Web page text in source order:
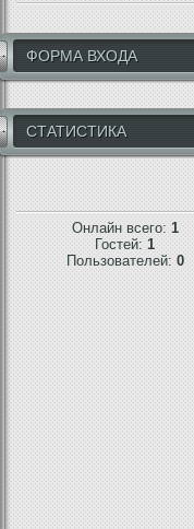
ФОРМА ВХОДА
СТАТИСТИКА
Онлайн всего: 1
Гостей:1
Пользователей: 0